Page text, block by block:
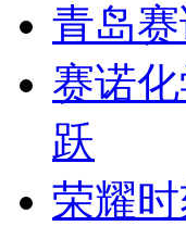
青岛
赛诺
跃
荣耀